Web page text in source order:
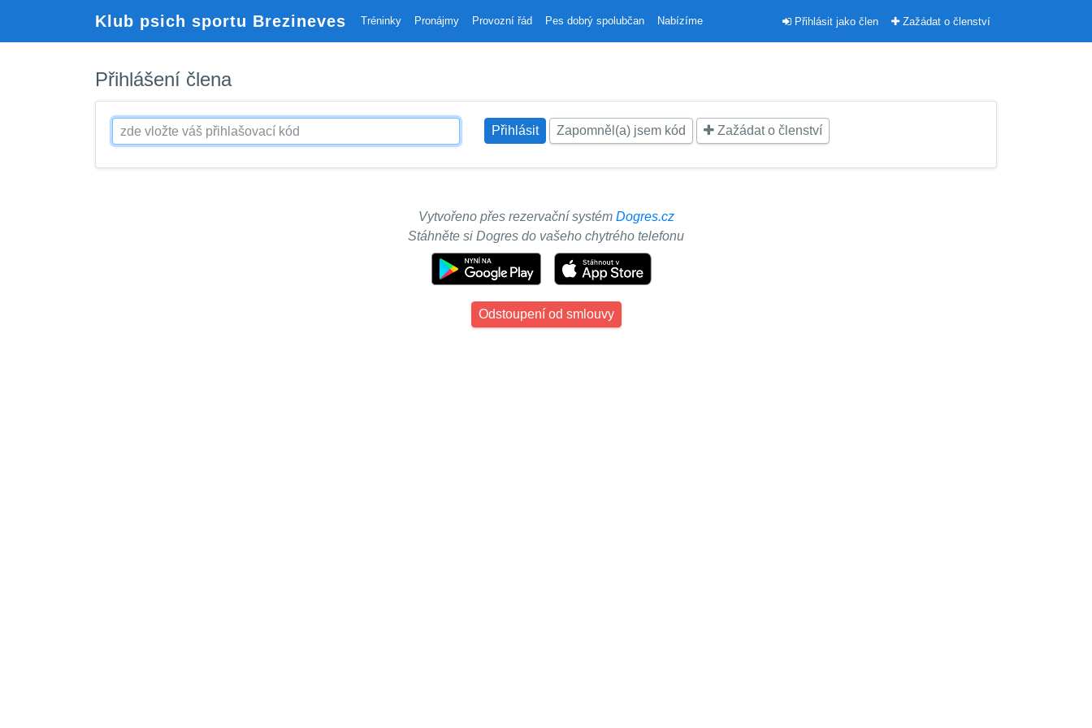
Klub psich sportu Brezineves Tréninky Pronájmy Provozní řád Pes dobrý spolubčan Nabízíme Přihlásit jako člen Zažádat o členství
Přihlášení člena
Zapomněl(a) jsem kód Zažádat o členství
Vytvořeno přes rezervační systém Dogres.cz
Stáhněte si Dogres do vašeho chytrého telefonu
Odstoupení od smlouvy